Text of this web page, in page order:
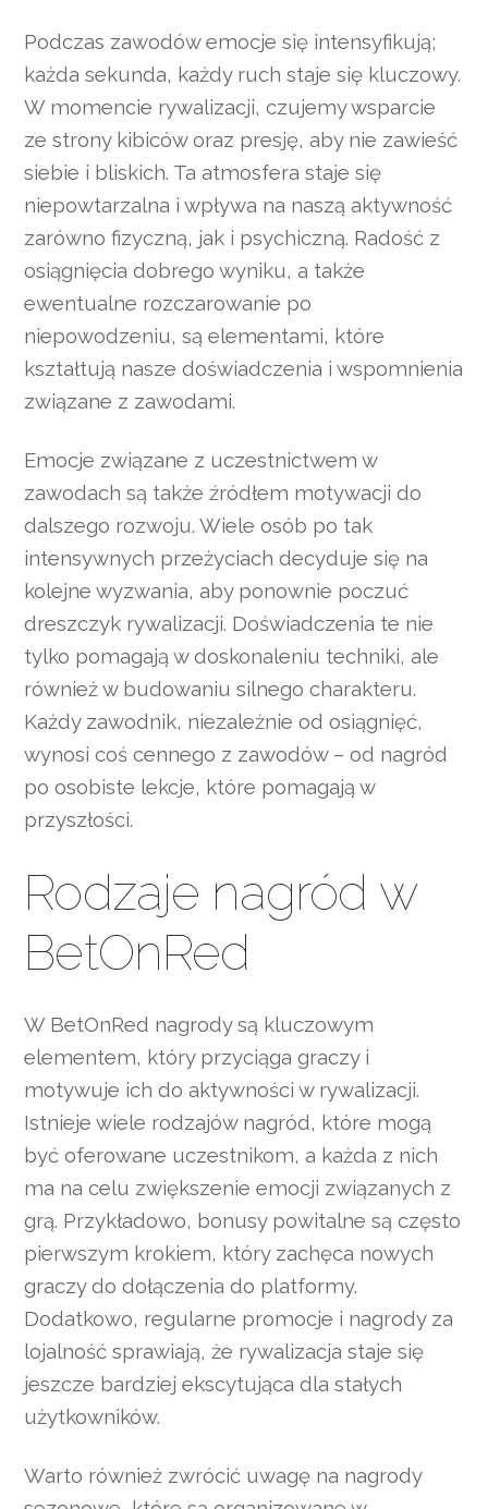
Podczas zawodów emocje się intensyfikują;
każda sekunda, każdy ruch staje się kluczowy.
W momencie rywalizacji, czujemy wsparcie
ze strony kibiców oraz presję, aby nie zawieść
siebie i bliskich. Ta atmosfera staje się
niepowtarzalna i wpływa na naszą aktywność
zarówno fizyczną, jak i psychiczną. Radość z
osiągnięcia dobrego wyniku, a także
ewentualne rozczarowanie po
niepowodzeniu, są elementami, które
kształtują nasze doświadczenia i wspomnienia
związane z zawodami.
Emocje związane z uczestnictwem w
zawodach są także źródłem motywacji do
dalszego rozwoju. Wiele osób po tak
intensywnych przeżyciach decyduje się na
kolejne wyzwania, aby ponownie poczuć
dreszczyk rywalizacji. Doświadczenia te nie
tylko pomagają w doskonaleniu techniki, ale
również w budowaniu silnego charakteru.
Każdy zawodnik, niezależnie od osiągnięć,
wynosi coś cennego z zawodów – od nagród
po osobiste lekcje, które pomagają w
przyszłości.
Rodzaje nagród w
BetOnRed
W BetOnRed nagrody są kluczowym
elementem, który przyciąga graczy i
motywuje ich do aktywności w rywalizacji.
Istnieje wiele rodzajów nagród, które mogą
być oferowane uczestnikom, a każda z nich
ma na celu zwiększenie emocji związanych z
grą. Przykładowo, bonusy powitalne są często
pierwszym krokiem, który zachęca nowych
graczy do dołączenia do platformy.
Dodatkowo, regularne promocje i nagrody za
lojalność sprawiają, że rywalizacja staje się
jeszcze bardziej ekscytująca dla stałych
użytkowników.
Warto również zwrócić uwagę na nagrody